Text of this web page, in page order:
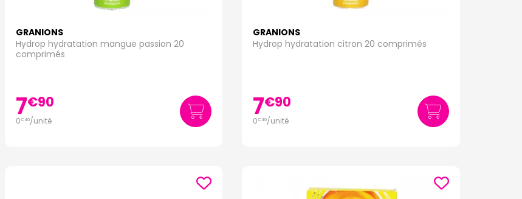
GRANIONS
Hydrop hydratation mangue passion 20
comprimés
7€90
0€40/unité
GRANIONS
Hydrop hydratation citron 20 comprimés
7€90
0€40/unité